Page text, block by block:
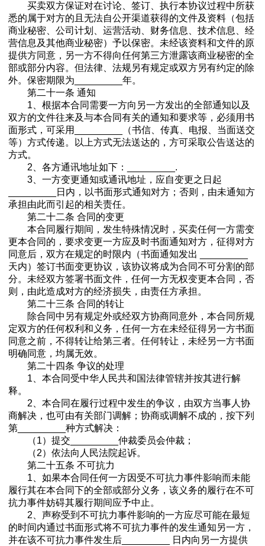
买卖双方保证对在讨论、签订、执行本协议过程中所获
悉的属于对方的且无法自公开渠道获得的文件及资料（包括
商业秘密、公司计划、运营活动、财务信息、技术信息、经
营信息及其他商业秘密）予以保密。未经该资料和文件的原
提供方同意，另一方不得向任何第三方泄露该商业秘密的全
部或部分内容。但法律、法规另有规定或双方另有约定的除
外。保密期限为_________年。
第二十一条 通知
1、根据本合同需要一方向另一方发出的全部通知以及
双方的文件往来及与本合同有关的通知和要求等，必须用书
面形式，可采用_________（书信、传真、电报、当面送交
等）方式传递。以上方式无法送达的，方可采取公告送达的
方式。
2、各方通讯地址如下：_________.
3、一方变更通知或通讯地址，应自变更之日起
_________日内，以书面形式通知对方；否则，由未通知方
承担由此而引起的相关责任。
第二十二条 合同的变更
本合同履行期间，发生特殊情况时，买卖任何一方需变
更本合同的，要求变更一方应及时书面通知对方，征得对方
同意后，双方在规定的时限内（书面通知发出 _________
天内）签订书面变更协议，该协议将成为合同不可分割的部
分。未经双方签署书面文件，任何一方无权变更本合同，否
则，由此造成对方的经济损失，由责任方承担。
第二十三条 合同的转让
除合同中另有规定外或经双方协商同意外，本合同所规
定双方的任何权利和义务，任何一方在未经征得另一方书面
同意之前，不得转让给第三者。任何转让，未经另一方书面
明确同意，均属无效。
第二十四条 争议的处理
1、本合同受中华人民共和国法律管辖并按其进行解
释。
2、本合同在履行过程中发生的争议，由双方当事人协
商解决，也可由有关部门调解；协商或调解不成的，按下列
第_________种方式解决：
（1）提交_________仲裁委员会仲裁；
（2）依法向人民法院起诉。
第二十五条 不可抗力
1、如果本合同任何一方因受不可抗力事件影响而未能
履行其在本合同下的全部或部分义务，该义务的履行在不可
抗力事件妨碍其履行期间应予中止。
2、声称受到不可抗力事件影响的一方应尽可能在最短
的时间内通过书面形式将不可抗力事件的发生通知另一方，
并在该不可抗力事件发生后_________ 日内向另一方提供